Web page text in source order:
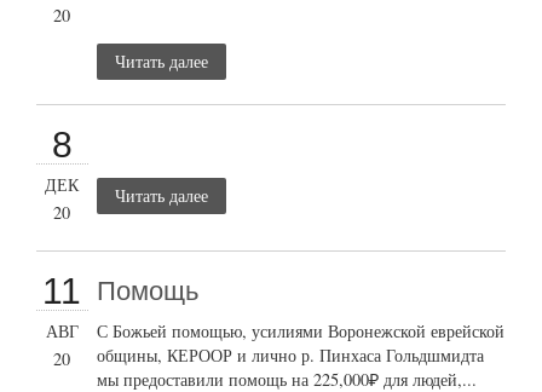
20
Читать далее
8
ДЕК
20
Читать далее
11
АВГ
20
Помощь
С Божьей помощью, усилиями Воронежской еврейской
общины, КЕРООР и лично р. Пинхаса Гольдшмидта
мы предоставили помощь на 225,000₽ для людей,...